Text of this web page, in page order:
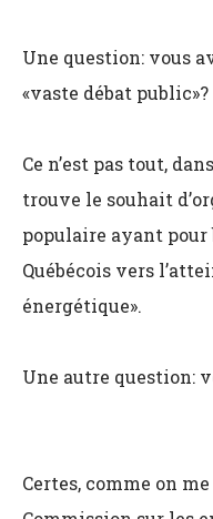
Une question: vous
«vaste débat public»?
Ce n’est pas tout,
trouve le souhait
populaire ayant
Québécois vers
énergétique».
Une autre question:
Certes, comme on